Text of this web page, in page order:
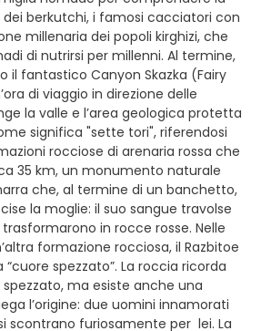
berkutchi, i famosi cacciatori con
millenaria dei popoli kirghizi, che
di nutrirsi per millenni. Al termine,
il fantastico Canyon Skazka (Fairy
di viaggio in direzione delle
la valle e l’area geologica protetta
significa "sette tori", riferendosi
rocciose di arenaria rossa che
35 km, un monumento naturale
che, al termine di un banchetto,
la moglie: il suo sangue travolse
in rocce rosse. Nelle
formazione rocciosa, il Razbitoe
spezzato”. La roccia ricorda
ma esiste anche una
l’origine: due uomini innamorati
scontrano furiosamente per lei. La